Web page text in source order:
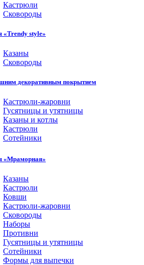
Кастрюли
Сковороды
«Trendy style»
Казаны
Сковороды
декоративным покрытием
Кастрюли-жаровни
Гусятницы и утятницы
Казаны и котлы
Кастрюли
Сотейники
«Мраморная»
Казаны
Кастрюли
Ковши
Кастрюли-жаровни
Сковороды
Наборы
Противни
Гусятницы и утятницы
Сотейники
Формы для выпечки